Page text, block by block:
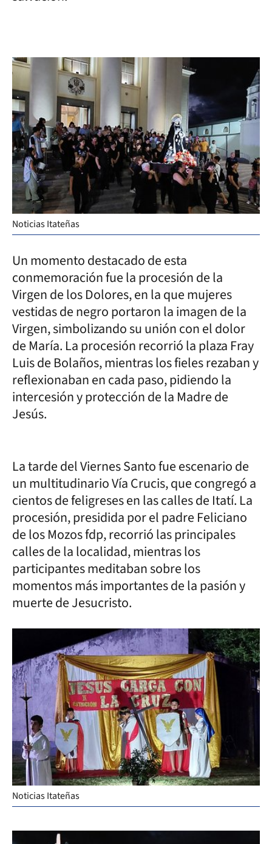
Noticias Itateñas
Un momento destacado de esta
conmemoración fue la procesión de la
Virgen de los Dolores, en la que mujeres
vestidas de negro portaron la imagen de la
Virgen, simbolizando su unión con el dolor
de María. La procesión recorrió la plaza Fray
Luis de Bolaños, mientras los fieles rezaban y
reflexionaban en cada paso, pidiendo la
intercesión y protección de la Madre de
Jesús.
La tarde del Viernes Santo fue escenario de
un multitudinario Vía Crucis, que congregó a
cientos de feligreses en las calles de Itatí. La
procesión, presidida por el padre Feliciano
de los Mozos fdp, recorrió las principales
calles de la localidad, mientras los
participantes meditaban sobre los
momentos más importantes de la pasión y
muerte de Jesucristo.
Noticias Itateñas